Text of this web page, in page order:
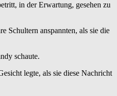
in der Erwartung, gesehen zu
Schultern anspannten, als sie die
schaute.
legte, als sie diese Nachricht